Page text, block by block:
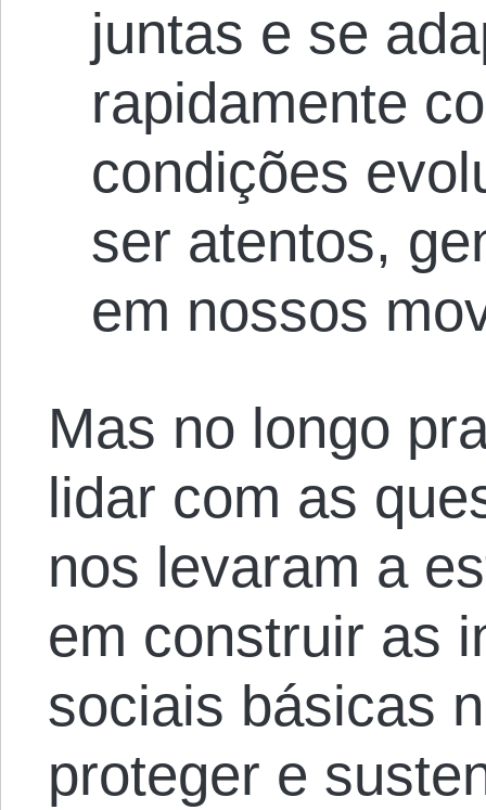
juntas e se
rapidamente
condições
ser atentos,
em nossos
Mas no longo
lidar com as
nos levaram a
em construir as
sociais básicas
proteger e